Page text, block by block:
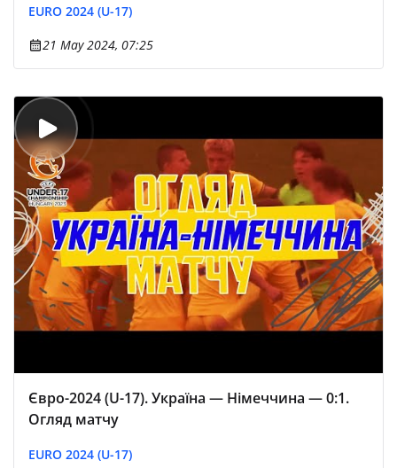
EURO 2024 (U-17)
21 May 2024, 07:25
Євро-2024 (U-17). Україна — Німеччина — 0:1.
Огляд матчу
EURO 2024 (U-17)